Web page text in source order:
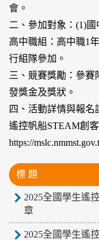
會。
二、參加對象：(1)
高中職組：高中職1
行組隊參加。
三、競賽獎勵：參賽
發獎金及獎狀。
四、活動詳情與報名
遙控帆船STEAM創
https://
標 題
2025全國學生遙
章
2025全國學生遙